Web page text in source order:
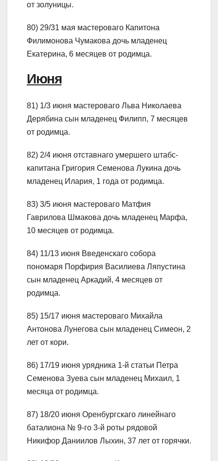
от золуницы.
80) 29/31 мая мастероваго Капитона
Филимонова Чумакова дочь младенец
Екатерина, 6 месяцев от родимца.
Июня
81) 1/3 июня мастероваго Льва Николаева
Дерябина сын младенец Филипп, 7 месяцев
от родимца.
82) 2/4 июня отставнаго умершего штабс-
капитана Григория Семенова Лукина дочь
младенец Илария, 1 года от родимца.
83) 3/5 июня мастероваго Матфия
Гаврилова Шмакова дочь младенец Марфа,
10 месяцев от родимца.
84) 11/13 июня Введенскаго собора
пономаря Порфирия Василиева Ляпустина
сын младенец Аркадий, 4 месяцев от
родимца.
85) 15/17 июня мастероваго Михайла
Антонова Лунегова сын младенец Симеон, 2
лет от кори.
86) 17/19 июня урядника 1-й статьи Петра
Семенова Зуева сын младенец Михаил, 1
месяца от родимца.
87) 18/20 июня Оренбургскаго линейнаго
баталиона № 9-го 3-й роты рядовой
Никифор Даниилов Лыхин, 37 лет от горячки.